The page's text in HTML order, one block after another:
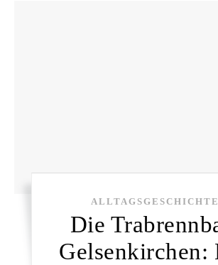
Die
Gelsenkirchen: